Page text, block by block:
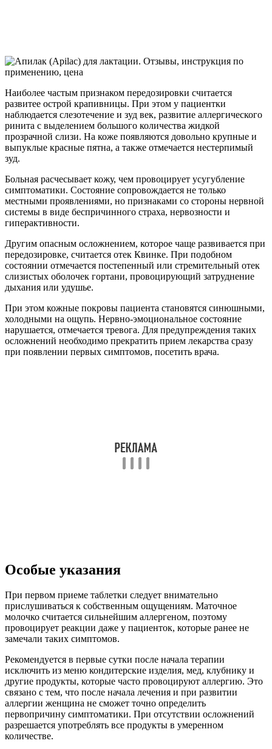
Наиболее частым признаком передозировки считается
развитее острой крапивницы. При этом у пациентки
наблюдается слезотечение и зуд век, развитие аллергического
ринита с выделением большого количества жидкой
прозрачной слизи. На коже появляются довольно крупные и
выпуклые красные пятна, а также отмечается нестерпимый
зуд.
Больная расчесывает кожу, чем провоцирует усугубление
симптоматики. Состояние сопровождается не только
местными проявлениями, но признаками со стороны нервной
системы в виде беспричинного страха, нервозности и
гиперактивности.
Другим опасным осложнением, которое чаще развивается при
передозировке, считается отек Квинке. При подобном
состоянии отмечается постепенный или стремительный отек
слизистых оболочек гортани, провоцирующий затруднение
дыхания или удушье.
При этом кожные покровы пациента становятся синюшными,
холодными на ощупь. Нервно-эмоциональное состояние
нарушается, отмечается тревога. Для предупреждения таких
осложнений необходимо прекратить прием лекарства сразу
при появлении первых симптомов, посетить врача.
Особые указания
При первом приеме таблетки следует внимательно
прислушиваться к собственным ощущениям. Маточное
молочко считается сильнейшим аллергеном, поэтому
провоцирует реакции даже у пациенток, которые ранее не
замечали таких симптомов.
Рекомендуется в первые сутки после начала терапии
исключить из меню кондитерские изделия, мед, клубнику и
другие продукты, которые часто провоцируют аллергию. Это
связано с тем, что после начала лечения и при развитии
аллергии женщина не сможет точно определить
первопричину симптоматики. При отсутствии осложнений
разрешается употреблять все продукты в умеренном
количестве.